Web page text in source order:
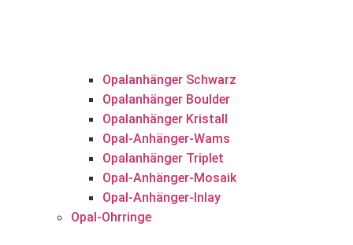
Opalanhänger Schwarz
Opalanhänger Boulder
Opalanhänger Kristall
Opal-Anhänger-Wams
Opalanhänger Triplet
Opal-Anhänger-Mosaik
Opal-Anhänger-Inlay
Opal-Ohrringe